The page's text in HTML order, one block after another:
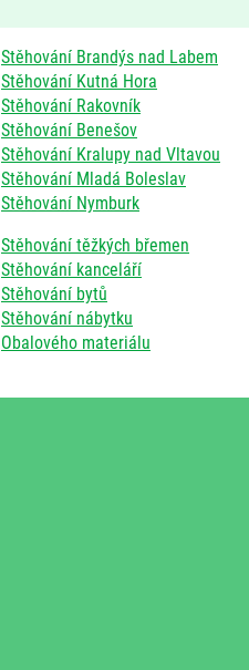
Stěhování Brandýs nad Labem
Stěhování Kutná Hora
Stěhování Rakovník
Stěhování Benešov
Stěhování Kralupy nad Vltavou
Stěhování Mladá Boleslav
Stěhování Nymburk
Stěhování těžkých břemen
Stěhování kanceláří
Stěhování bytů
Stěhování nábytku
Obalového materiálu